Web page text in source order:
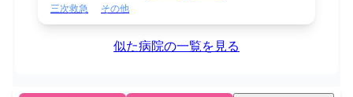
三次救急
その他
似た病院の一覧を見る